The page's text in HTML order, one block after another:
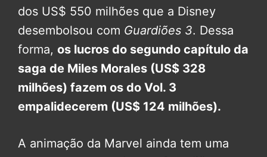
dos US$ 550 milhões que a Disney
desembolsou com Guardiões 3. Dessa
forma, os lucros do segundo capítulo da
saga de Miles Morales (US$ 328
milhões) fazem os do Vol. 3
empalidecerem (US$ 124 milhões).
A animação da Marvel ainda tem uma